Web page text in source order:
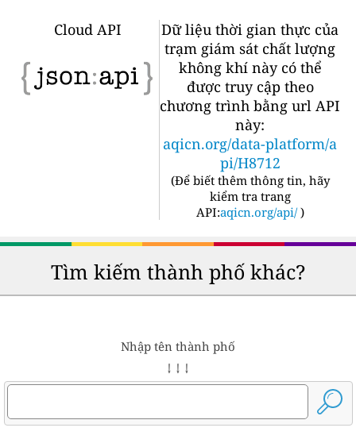
Cloud API
Dữ liệu thời gian thực của
trạm giám sát chất lượng
không khí này có thể
được truy cập theo
chương trình bằng url API
này:
aqicn.org/data-platform/a
pi/H8712
(Để biết thêm thông tin, hãy
kiểm tra trang
API:aqicn.org/api/ )
Tìm kiếm thành phố khác?
Nhập tên thành phố
↓ ↓ ↓